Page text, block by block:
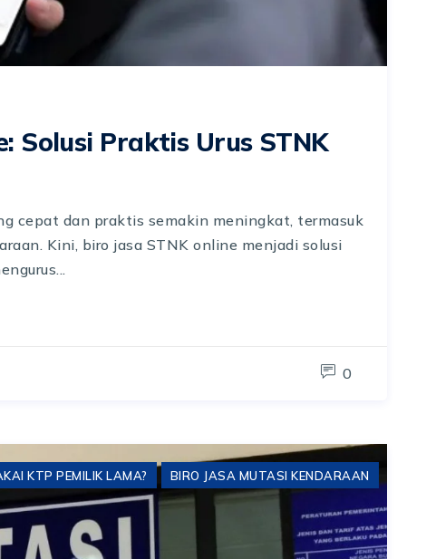
Solusi Praktis Urus STNK
cepat dan praktis semakin meningkat, termasuk
Kini, biro jasa STNK online menjadi solusi
0
KTP PEMILIK LAMA?
BIRO JASA MUTASI KENDARAAN